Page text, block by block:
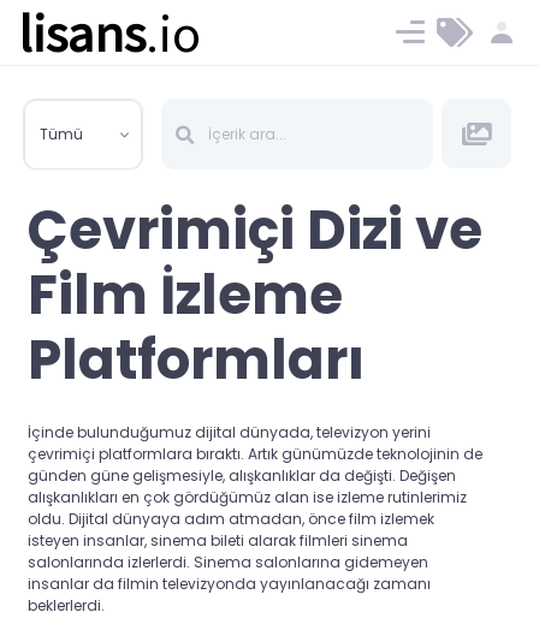
lisans.io Ücret ve Planlar
Tümü
Çevrimiçi Dizi ve
Film İzleme
Platformları
İçinde bulunduğumuz dijital dünyada, televizyon yerini
çevrimiçi platformlara bıraktı. Artık günümüzde teknolojinin de
günden güne gelişmesiyle, alışkanlıklar da değişti. Değişen
alışkanlıkları en çok gördüğümüz alan ise izleme rutinlerimiz
oldu. Dijital dünyaya adım atmadan, önce film izlemek
isteyen insanlar, sinema bileti alarak filmleri sinema
salonlarında izlerlerdi. Sinema salonlarına gidemeyen
insanlar da filmin televizyonda yayınlanacağı zamanı
beklerlerdi.